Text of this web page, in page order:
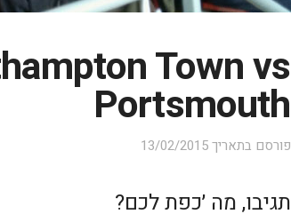
Town vs
Portsmouth
פורסם בתאריך13/02/2015
תגיבו, מה ׳כפת לכם?